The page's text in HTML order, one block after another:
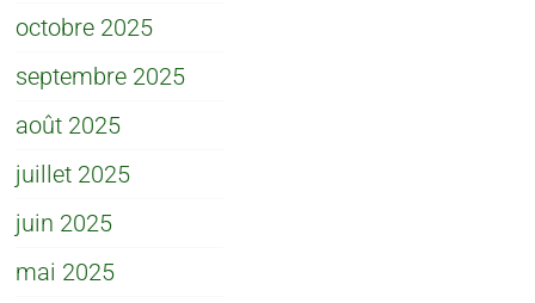
octobre 2025
septembre 2025
août 2025
juillet 2025
juin 2025
mai 2025